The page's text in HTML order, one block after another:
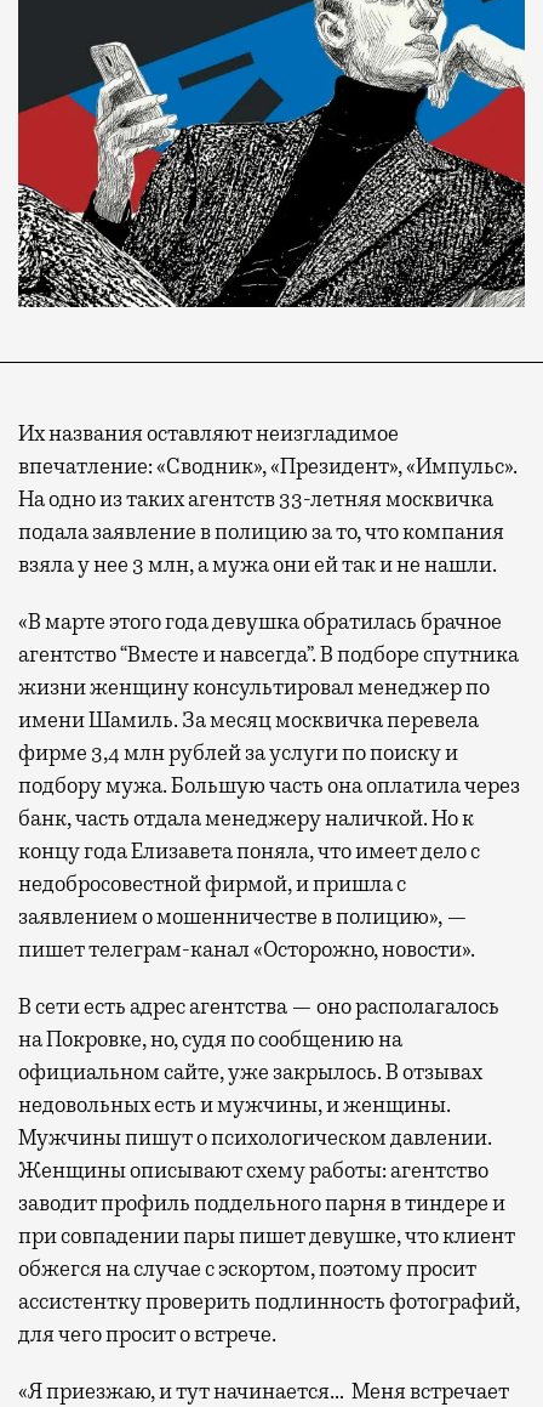
Их названия оставляют неизгладимое
впечатление: «Сводник», «Президент», «Импульс».
На одно из таких агентств 33-летняя москвичка
подала заявление в полицию за то, что компания
взяла у нее 3 млн, а мужа они ей так и не нашли.
«В марте этого года девушка обратилась брачное
агентство “Вместе и навсегда”. В подборе спутника
жизни женщину консультировал менеджер по
имени Шамиль. За месяц москвичка перевела
фирме 3,4 млн рублей за услуги по поиску и
подбору мужа. Большую часть она оплатила через
банк, часть отдала менеджеру наличкой. Но к
концу года Елизавета поняла, что имеет дело с
недобросовестной фирмой, и пришла с
заявлением о мошенничестве в полицию», —
пишет телеграм-канал «Осторожно, новости».
В сети есть адрес агентства — оно располагалось
на Покровке, но, судя по сообщению на
официальном сайте, уже закрылось. В отзывах
недовольных есть и мужчины, и женщины.
Мужчины пишут о психологическом давлении.
Женщины описывают схему работы: агентство
заводит профиль поддельного парня в тиндере и
при совпадении пары пишет девушке, что клиент
обжегся на случае с эскортом, поэтому просит
ассистентку проверить подлинность фотографий,
для чего просит о встрече.
«Я приезжаю, и тут начинается… Меня встречает